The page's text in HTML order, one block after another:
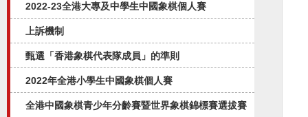
2022-23全港大專及中學生中國象棋個人賽
上訴機制
甄選「香港象棋代表隊成員」的準則
2022年全港小學生中國象棋個人賽
全港中國象棋青少年分齡賽暨世界象棋錦標賽選拔賽